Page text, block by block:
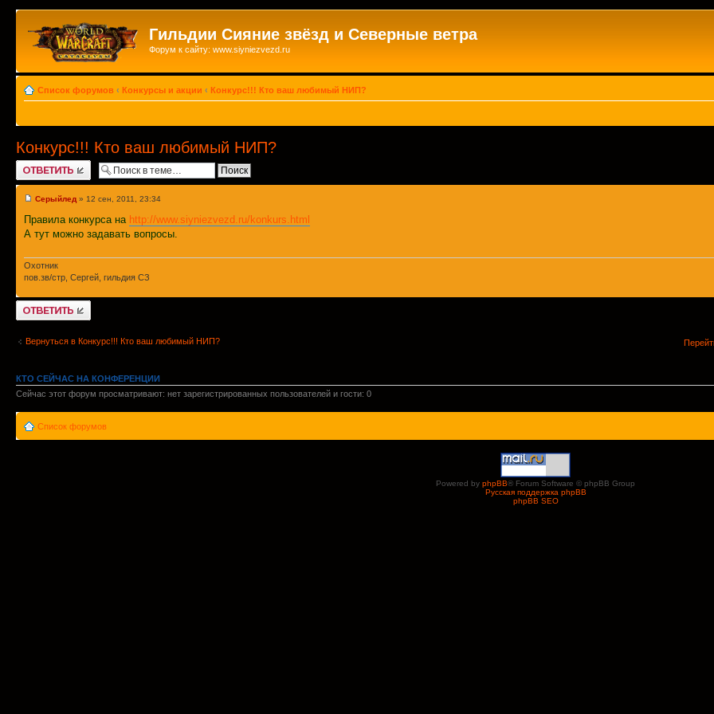
Гильдии Сияние звёзд и Северные ветра
Форум к сайту: www.siyniezvezd.ru
Список форумов ‹ Конкурсы и акции ‹ Конкурс!!! Кто ваш любимый НИП?
Конкурс!!! Кто ваш любимый НИП?
Ответить
Серыйлед » 12 сен, 2011, 23:34
Правила конкурса на http://www.siyniezvezd.ru/konkurs.html
А тут можно задавать вопросы.
Охотник
пов.зв/стр, Сергей, гильдия СЗ
Ответить
Вернуться в Конкурс!!! Кто ваш любимый НИП?
КТО СЕЙЧАС НА КОНФЕРЕНЦИИ
Сейчас этот форум просматривают: нет зарегистрированных пользователей и гости: 0
Список форумов
Powered by phpBB® Forum Software © phpBB Group
Русская поддержка phpBB
phpBB SEO